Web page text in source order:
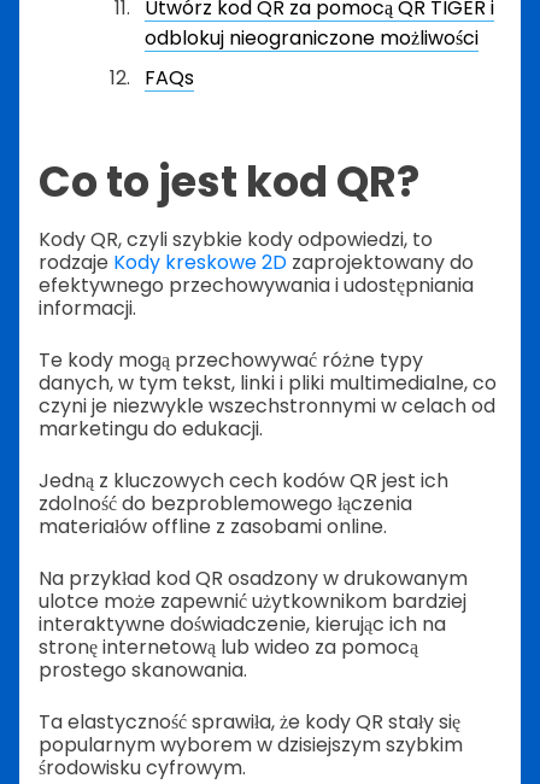
Utwórz kod QR za pomocą QR TIGER i
odblokuj nieograniczone możliwości
FAQs
Co to jest kod QR?
Kody QR, czyli szybkie kody odpowiedzi, to
rodzaje Kody kreskowe 2D zaprojektowany do
efektywnego przechowywania i udostępniania
informacji.
Te kody mogą przechowywać różne typy
danych, w tym tekst, linki i pliki multimedialne, co
czyni je niezwykle wszechstronnymi w celach od
marketingu do edukacji.
Jedną z kluczowych cech kodów QR jest ich
zdolność do bezproblemowego łączenia
materiałów offline z zasobami online.
Na przykład kod QR osadzony w drukowanym
ulotce może zapewnić użytkownikom bardziej
interaktywne doświadczenie, kierując ich na
stronę internetową lub wideo za pomocą
prostego skanowania.
Ta elastyczność sprawiła, że kody QR stały się
popularnym wyborem w dzisiejszym szybkim
środowisku cyfrowym.